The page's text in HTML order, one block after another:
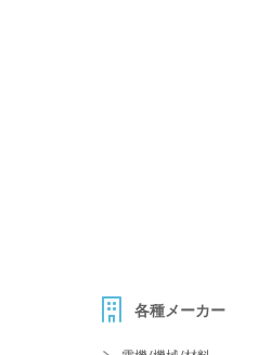
各種メーカー